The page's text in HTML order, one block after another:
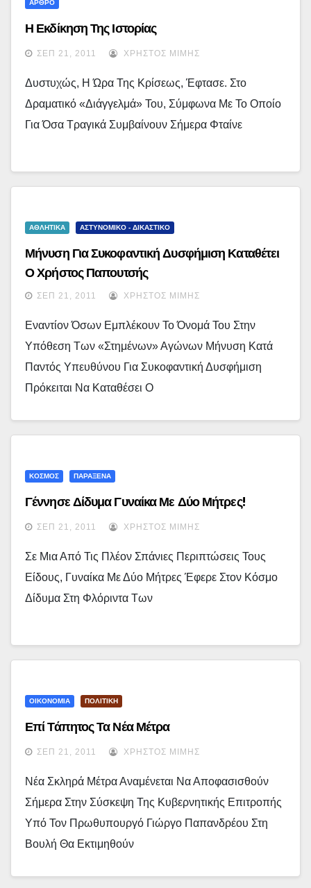
ΑΡΘΡΟ
Η Εκδίκηση Της Ιστορίας
ΣΕΠ 21, 2011 ΧΡΉΣΤΟΣ ΜΊΜΗΣ
Δυστυχώς, Η Ώρα Της Κρίσεως, Έφτασε. Στο
Δραματικό «διάγγελμά» Του, Σύμφωνα Με Το Οποίο
Για Όσα Τραγικά Συμβαίνουν Σήμερα Φταίνε
ΑΘΛΗΤΙΚΑ ΑΣΤΥΝΟΜΙΚΟ - ΔΙΚΑΣΤΙΚΟ
Μήνυση Για Συκοφαντική Δυσφήμιση Καταθέτει
Ο Χρήστος Παπουτσής
ΣΕΠ 21, 2011 ΧΡΉΣΤΟΣ ΜΊΜΗΣ
Εναντίον Όσων Εμπλέκουν Το Όνομά Του Στην
Υπόθεση Των «στημένων» Αγώνων Μήνυση Κατά
Παντός Υπευθύνου Για Συκοφαντική Δυσφήμιση
Πρόκειται Να Καταθέσει Ο
ΚΟΣΜΟΣ ΠΑΡΑΞΕΝΑ
Γέννησε Δίδυμα Γυναίκα Με Δύο Μήτρες!
ΣΕΠ 21, 2011 ΧΡΉΣΤΟΣ ΜΊΜΗΣ
Σε Μια Από Τις Πλέον Σπάνιες Περιπτώσεις Τους
Είδους, Γυναίκα Με Δύο Μήτρες Έφερε Στον Κόσμο
Δίδυμα Στη Φλόριντα Των
ΟΙΚΟΝΟΜΙΑ ΠΟΛΙΤΙΚΗ
Επί Τάπητος Τα Νέα Μέτρα
ΣΕΠ 21, 2011 ΧΡΉΣΤΟΣ ΜΊΜΗΣ
Νέα Σκληρά Μέτρα Αναμένεται Να Αποφασισθούν
Σήμερα Στην Σύσκεψη Της Κυβερνητικής Επιτροπής
Υπό Τον Πρωθυπουργό Γιώργο Παπανδρέου Στη
Βουλή Θα Εκτιμηθούν